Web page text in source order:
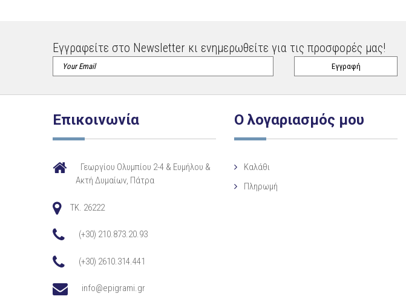
Εγγραφείτε στο Newsletter κι ενημερωθείτε για τις προσφορές μας!
Επικοινωνία
Γεωργίου Ολυμπίου 2-4 & Ευμήλου &
Ακτή Δυμαίων, Πάτρα
TK. 26222
(+30) 210.873.20.93
(+30) 2610.314.441
info@epigrami.gr
Ο λογαριασμός μου
Καλάθι
Πληρωμή